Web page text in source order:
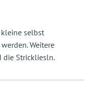
selbst
Weitere
die Strickliesln.